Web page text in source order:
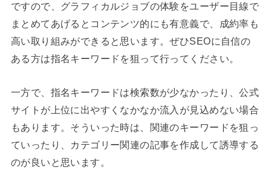
ですので、グラフィカルジョブの体験をユーザー目線で
まとめてあげるとコンテンツ的にも有意義で、成約率も
高い取り組みができると思います。ぜひSEOに自信の
ある方は指名キーワードを狙って行ってください。
一方で、指名キーワードは検索数が少なかったり、公式
サイトが上位に出やすくなかなか流入が見込めない場合
もあります。そういった時は、関連のキーワードを狙っ
ていったり、カテゴリー関連の記事を作成して誘導する
のが良いと思います。